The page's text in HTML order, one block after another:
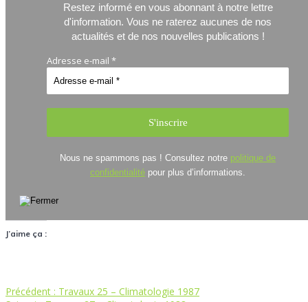
Restez informé en vous abonnant à notre lettre
d'information. Vous ne raterez aucunes de nos
actualités et de nos nouvelles publications !
Adresse e-mail *
Nous ne spammons pas ! Consultez notre politique de
confidentialité pour plus d’informations.
J’aime ça :
Précédent : Article
Travaux 25 – Climatologie 1987